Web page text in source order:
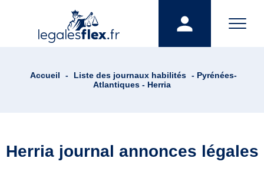
Accueil - Liste des journaux habilités - Pyrénées-
Atlantiques - Herria
Herria journal annonces légales